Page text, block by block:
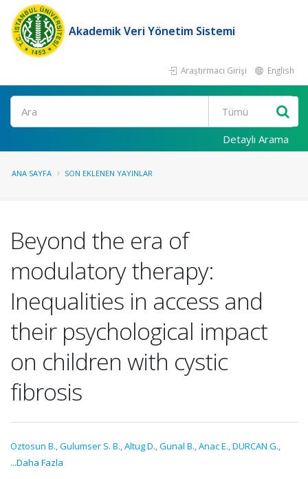
Akademik Veri Yönetim Sistemi
Araştırmacı Girişi English
Ara
Detaylı Arama
ANA SAYFA SON EKLENEN YAYINLAR
Beyond the era of
modulatory therapy:
Inequalities in access and
their psychological impact
on children with cystic
fibrosis
Oztosun B.,Gulumser S. B.,Altug D.,Gunal B.,Anac E.,DURCAN G.,
...Daha Fazla